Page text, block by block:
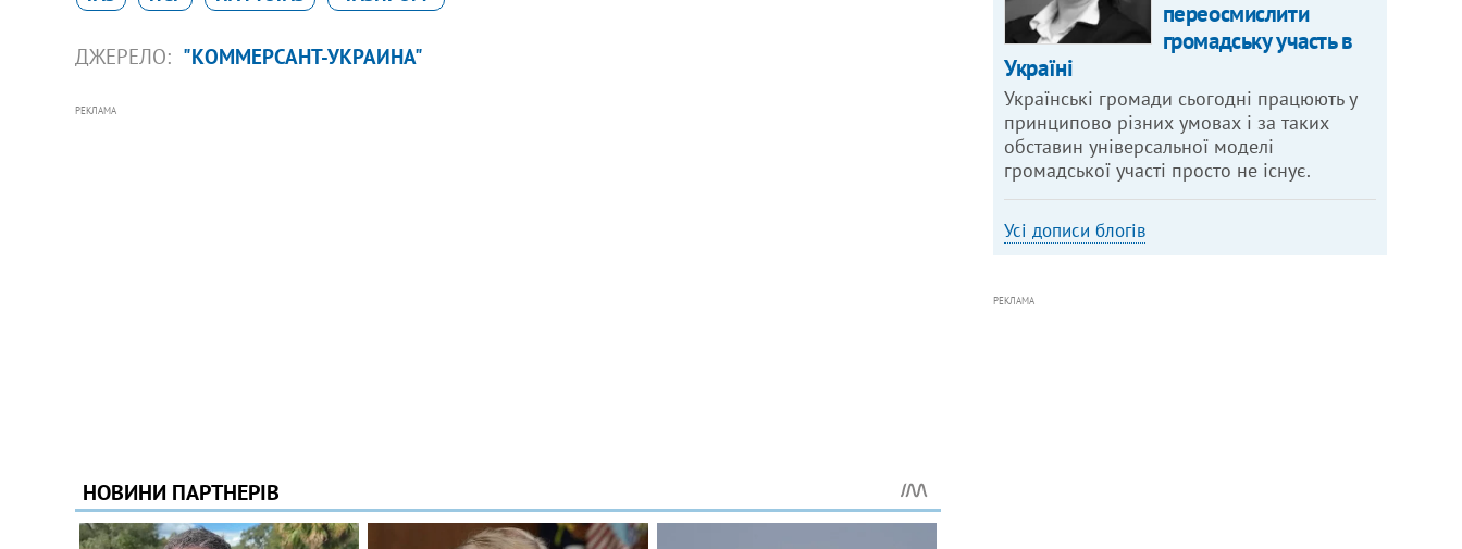
ДЖЕРЕЛО: "КОММЕРСАНТ-УКРАИНА"
РЕКЛАМА
переосмислити
громадську участь в
Україні
Українські громади сьогодні працюють у
принципово різних умовах і за таких
обставин універсальної моделі
громадської участі просто не існує.
Усі дописи блогів
РЕКЛАМА